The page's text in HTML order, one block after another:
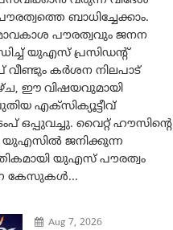
ബാധിച്ചേക്കാം.
പൗരത്വവും ജനന
യുഎസ് പ്രസിഡന്റ്
കർശന നിലപാട്
ഈ വിഷയവുമായി
എക്സിക്യൂട്ടീവ്
ഒപ്പുവച്ചു. വൈറ്റ് ഹൗസിന്റെ
യുഎസിൽ ജനിക്കുന്ന
യുഎസ് പൗരത്വം
കേസുകൾ...
Aug 7, 2026